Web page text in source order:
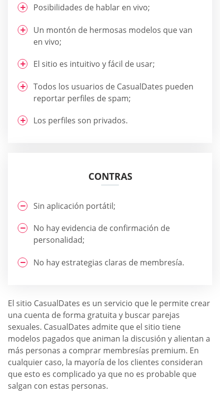
Posibilidades de hablar en vivo;
Un montón de hermosas modelos que van
en vivo;
El sitio es intuitivo y fácil de usar;
Todos los usuarios de СasualDates pueden
reportar perfiles de spam;
Los perfiles son privados.
CONTRAS
Sin aplicación portátil;
No hay evidencia de confirmación de
personalidad;
No hay estrategias claras de membresía.
El sitio СasualDates es un servicio que le permite crear
una cuenta de forma gratuita y buscar parejas
sexuales. СasualDates admite que el sitio tiene
modelos pagados que animan la discusión y alientan a
más personas a comprar membresías premium. En
cualquier caso, la mayoría de los clientes consideran
que esto es complicado ya que no es probable que
salgan con estas personas.